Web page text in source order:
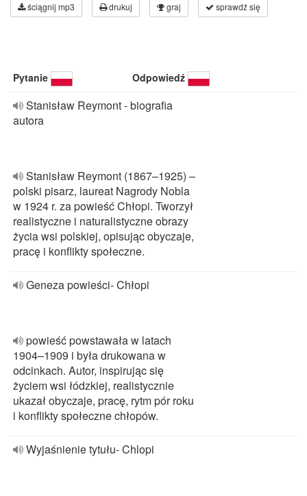
ściągnij mp3 drukuj graj sprawdź się
Pytanie Odpowiedź
Stanisław Reymont - biografia
autora
Stanisław Reymont (1867–1925) –
polski pisarz, laureat Nagrody Nobla
w 1924 r. za powieść Chłopi. Tworzył
realistyczne i naturalistyczne obrazy
życia wsi polskiej, opisując obyczaje,
pracę i konflikty społeczne.
Geneza powieści- Chłopi
powieść powstawała w latach
1904–1909 i była drukowana w
odcinkach. Autor, inspirując się
życiem wsi łódzkiej, realistycznie
ukazał obyczaje, pracę, rytm pór roku
i konflikty społeczne chłopów.
Wyjaśnienie tytułu- Chlopi